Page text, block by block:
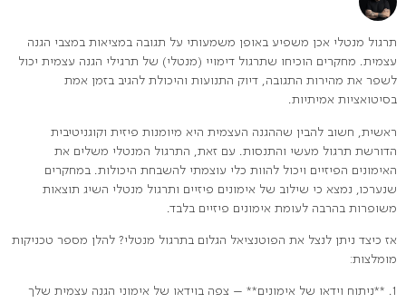
תרגול מנטלי אכן משפיע באופן משמעותי על תגובה במציאות במצבי הגנה
עצמית. מחקרים הוכיחו שתרגול דימויי (מנטלי) של תרגילי הגנה עצמית יכול
לשפר את מהירות התגובה, דיוק התנועות והיכולת להגיב בזמן אמת
בסיטואציות אמיתיות.
ראשית, חשוב להבין שההגנה העצמית היא מיומנות פיזית וקוגניטיבית
הדורשת תרגול מעשי והתנסות. עם זאת, התרגול המנטלי משלים את
האימונים הפיזיים ויכול להוות כלי עוצמתי להשבחת היכולות. במחקרים
שנערכו, נמצא כי שילוב של אימונים פיזיים ותרגול מנטלי השיג תוצאות
משופרות בהרבה לעומת אימונים פיזיים בלבד.
אז כיצד ניתן לנצל את הפוטנציאל הגלום בתרגול מנטלי? להלן מספר טכניקות
מומלצות:
1. **ניתוח וידאו של אימונים** – צפה בוידאו של אימוני הגנה עצמית שלך